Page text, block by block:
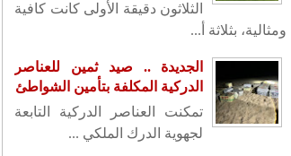
الثلاثون دقيقة الأولى كانت كافية
ومثالية، بثلاثة أ...
الجديدة .. صيد ثمين للعناصر
الدركية المكلفة بتأمين الشواطئ
تمكنت العناصر الدركية التابعة
لجهوية الدرك الملكي ...